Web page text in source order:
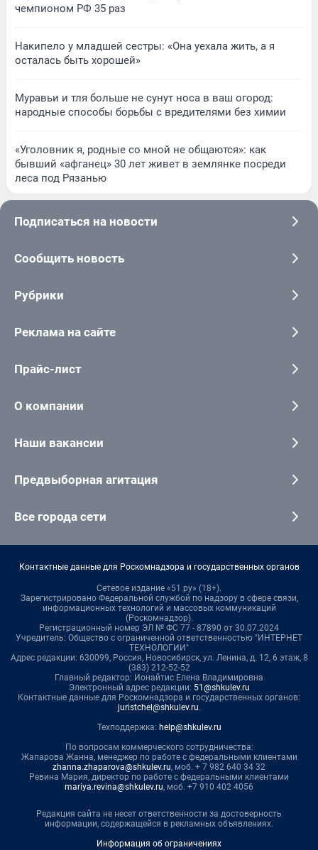
чемпионом РФ 35 раз
Накипело у младшей сестры: «Она уехала жить, а я
осталась быть хорошей»
Муравьи и тля больше не сунут носа в ваш огород:
народные способы борьбы с вредителями без химии
«Уголовник я, родные со мной не общаются»: как
бывший «афганец» 30 лет живет в землянке посреди
леса под Рязанью
Подписаться на новости
Сообщить новость
Рубрики
Реклама на сайте
Прайс-лист
О компании
Наши вакансии
Предвыборная агитация
Все города сети
Контактные данные для Роскомнадзора и государственных органов
Сетевое издание «51.ру» (18+).
Зарегистрировано Федеральной службой по надзору в сфере связи,
информационных технологий и массовых коммуникаций
(Роскомнадзор).
Регистрационный номер ЭЛ № ФС 77 - 87890 от 30.07.2024
Учредитель: Общество с ограниченной ответственностью "ИНТЕРНЕТ
ТЕХНОЛОГИИ"
Адрес редакции: 630099, Россия, Новосибирск, ул. Ленина, д. 12, 6 этаж, 8
(383) 212-52-52
Главный редактор: Ионайтис Елена Владимировна
Электронный адрес редакции: 51@shkulev.ru
Контактные данные для Роскомнадзора и государственных органов:
juristchel@shkulev.ru.
Техподдержка: help@shkulev.ru
По вопросам коммерческого сотрудничества:
Жапарова Жанна, менеджер по работе с федеральными клиентами
zhanna.zhaparova@shkulev.ru, моб. + 7 982 640 34 32
Ревина Мария, директор по работе с федеральными клиентами
mariya.revina@shkulev.ru, моб. +7 910 402 4056
Редакция сайта не несет ответственности за достоверность
информации, содержащейся в рекламных объявлениях.
Информация об ограничениях